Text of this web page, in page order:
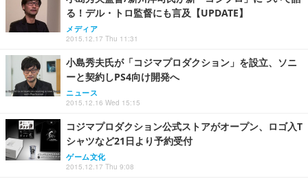
る！デル・トロ監督にも言及【UPDATE】
メディア
2015.12.17 Thu 11:31
小島秀夫氏が「コジマプロダクション」を設立、ソニ
ーと契約しPS4向け開発へ
ニュース
2015.12.16 Wed 15:15
コジマプロダクション公式ストアがオープン、ロゴ入T
シャツなど21日より予約受付
ゲーム文化
2015.12.17 Thu 9:08